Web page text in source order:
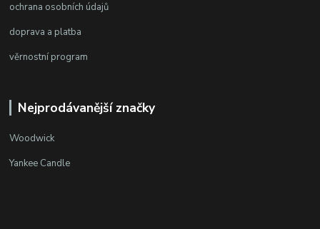
ochrana osobních údajů
doprava a platba
věrnostní program
Nejprodávanější značky
Woodwick
Yankee Candle